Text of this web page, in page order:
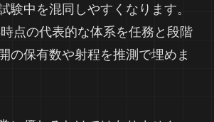
験中を混同しやすくなります。
点の代表的な体系を任務と段階
の保有数や射程を推測で埋めま